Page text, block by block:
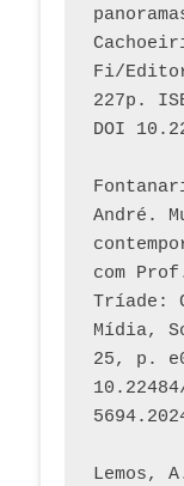
Fi/
227p.
DOI
André.
com
Tríade:
Mídia,
25, p.
Lemos,